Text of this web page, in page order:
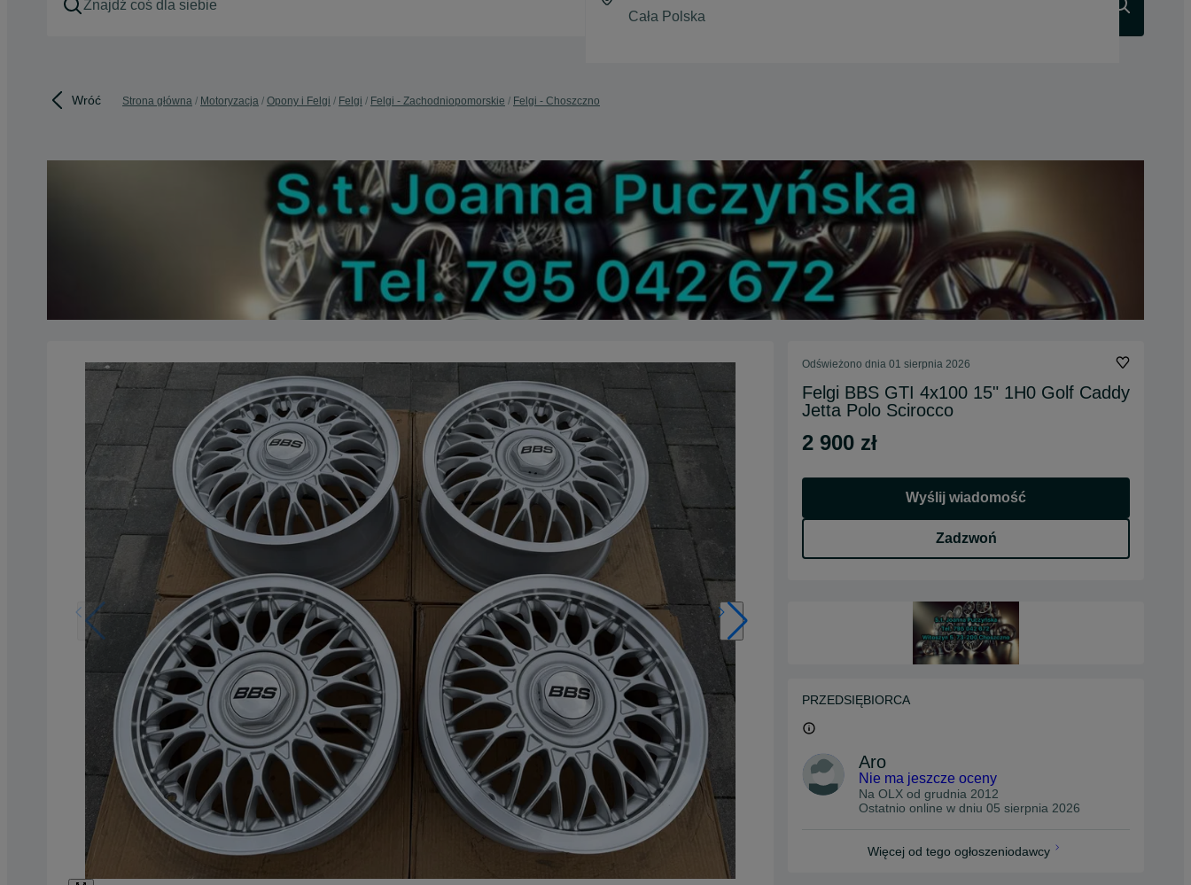
Wróć Strona główna Motoryzacja Opony i Felgi Felgi Felgi - Zachodniopomorskie Felgi - Choszczno
Odświeżono dnia 01 sierpnia 2026
Felgi BBS GTI 4x100 15" 1H0 Golf Caddy
Jetta Polo Scirocco
2 900 zł
Wyślij wiadomość
Zadzwoń
PRZEDSIĘBIORCA
Aro
Nie ma jeszcze oceny
Na OLX od grudnia 2012
Ostatnio online w dniu 05 sierpnia 2026
Więcej od tego ogłoszeniodawcy